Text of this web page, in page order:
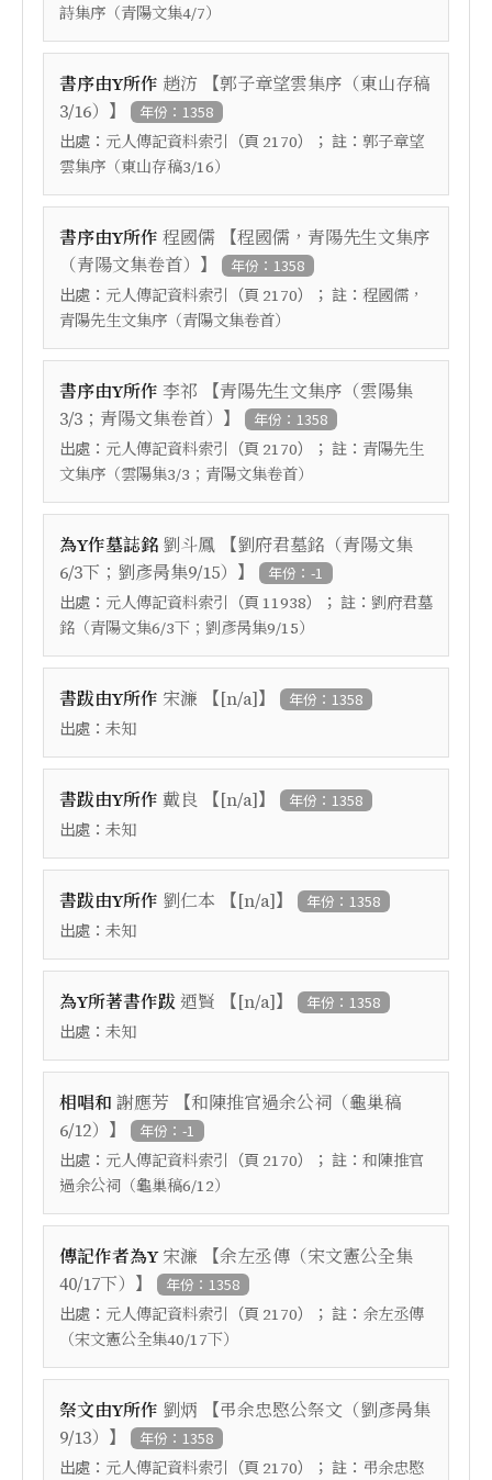
詩集序（青陽文集4/7）
書序由Y所作 趙汸 【郭子章望雲集序（東山存稿
3/16） 】 年份：1358
出處： 元人傳記資料索引 （頁 2170）； 註： 郭子章望
雲集序（東山存稿3/16）
書序由Y所作 程國儒 【程國儒，青陽先生文集序
（青陽文集卷首） 】 年份：1358
出處： 元人傳記資料索引 （頁 2170）； 註： 程國儒，
青陽先生文集序（青陽文集卷首）
書序由Y所作 李祁 【青陽先生文集序（雲陽集
3/3；青陽文集卷首） 】 年份：1358
出處： 元人傳記資料索引 （頁 2170）； 註： 青陽先生
文集序（雲陽集3/3；青陽文集卷首）
為Y作墓誌銘 劉斗鳳 【劉府君墓銘（青陽文集
6/3下；劉彥昺集9/15） 】 年份：-1
出處： 元人傳記資料索引 （頁 11938）； 註： 劉府君墓
銘（青陽文集6/3下；劉彥昺集9/15）
書跋由Y所作 宋濂 【[n/a]】 年份：1358
出處： 未知
書跋由Y所作 戴良 【[n/a]】 年份：1358
出處： 未知
書跋由Y所作 劉仁本 【[n/a]】 年份：1358
出處： 未知
為Y所著書作跋迺賢 【[n/a]】 年份：1358
出處： 未知
相唱和 謝應芳 【和陳推官過余公祠（龜巢稿
6/12） 】 年份：-1
出處： 元人傳記資料索引 （頁 2170）； 註： 和陳推官
過余公祠（龜巢稿6/12）
傳記作者為Y 宋濂 【余左丞傳（宋文憲公全集
40/17下） 】 年份：1358
出處： 元人傳記資料索引 （頁 2170）； 註： 余左丞傳
（宋文憲公全集40/17下）
祭文由Y所作 劉炳 【弔余忠愍公祭文（劉彥昺集
9/13） 】 年份：1358
出處： 元人傳記資料索引 （頁 2170）； 註： 弔余忠愍